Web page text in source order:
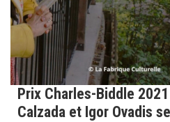
Prix Charles-Biddle
Calzada et Igor Ovadis